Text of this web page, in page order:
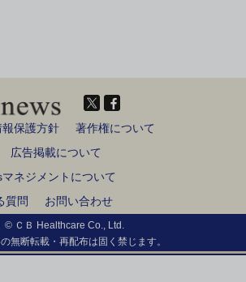
保護方針
著作権について
広告掲載について
ネジメントについて
質問
お問い合わせ
© ＣＢ Healthcare Co., Ltd.
無断転載・再配布は固く禁じます。